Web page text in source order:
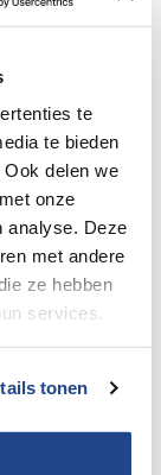
te
te bieden
delen we
onze
analyse. Deze
met andere
ze hebben
services.
tonen
automaat